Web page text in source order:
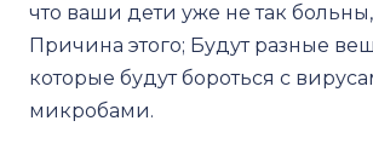
что ваши дети уже не так
Причина этого; Будут разные
которые будут бороться с
микробами.